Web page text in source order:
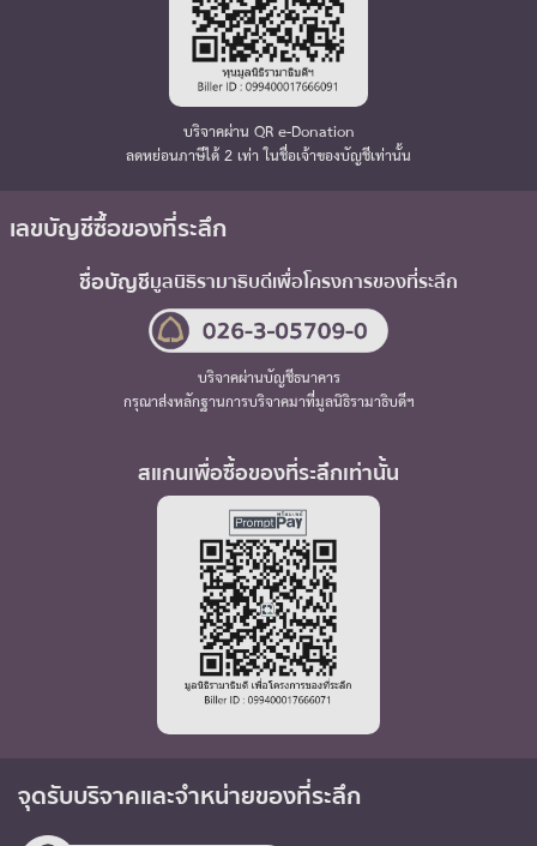
บริจาคผ่าน QR e-Donation
ลดหย่อนภาษีได้ 2 เท่า ในชื่อเจ้าของบัญชีเท่านั้น
เลขบัญชีซื้อของที่ระลึก
ชื่อบัญชีมูลนิธิรามาธิบดีเพื่อโครงการของที่ระลึก
บริจาคผ่านบัญชีธนาคาร
กรุณาส่งหลักฐานการบริจาคมาที่มูลนิธิรามาธิบดีฯ
สแกนเพื่อซื้อของที่ระลึกเท่านั้น
จุดรับบริจาคและจำหน่ายของที่ระลึก